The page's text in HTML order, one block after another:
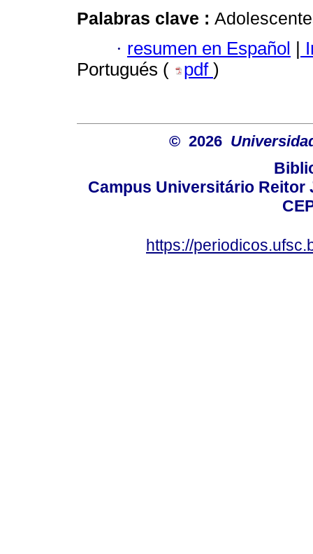
Palabras clave :
· resumen en Español |
Portugués (
pdf )
© 2026
Campus Universitário Reitor
https://